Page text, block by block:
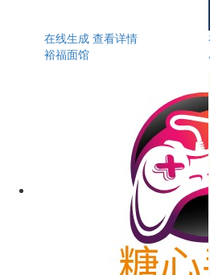
在线生成 查看详情
裕福面馆